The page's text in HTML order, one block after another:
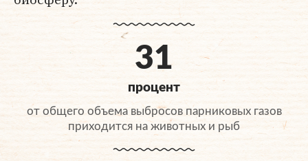
31
процент
от общего объема выбросов парниковых газов
приходится на животных и рыб